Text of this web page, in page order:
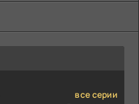
все серии